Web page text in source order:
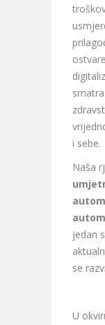
i sebe.
Naša
jedan
se
U